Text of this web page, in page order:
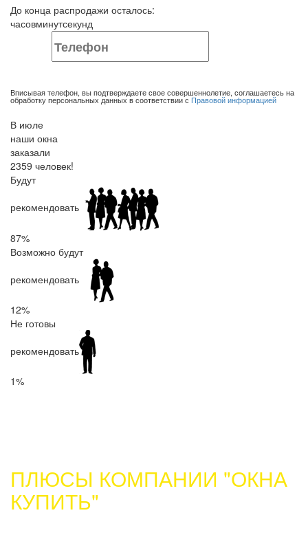
До конца распродажи осталось:
часовминутсекунд
Вписывая телефон, вы подтверждаете свое совершеннолетие, соглашаетесь на
обработку персональных данных в соответствии с Правовой информацией
В июле
наши окна
заказали
2359 человек!
Будут
рекомендовать
87%
Возможно будут
рекомендовать
12%
Не готовы
рекомендовать
1%
ПЛЮСЫ КОМПАНИИ "ОКНА
КУПИТЬ"